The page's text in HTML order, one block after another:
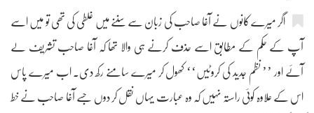
اگر میرے کانوں نے آغا صاحب کی زبان سے سننے میں غلطی کی تھی تو میں اسے
آپ کے حکم کے مطابق اسے حذف کرنے ہی والا تھا کہ آغا صاحب تشریف لے
آئے اور ’’ نظم جدید کی کروٹیں‘‘ کھول کر میرے سامنے رکھ دی۔ اب میرے پاس
اس کے علاوہ کوئی راستہ نہیں کہ وہ عبارت یہاں نقل کر دوں جسے آغا صاحب نے خط